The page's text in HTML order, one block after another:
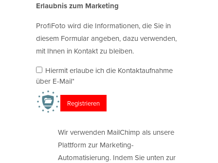
Erlaubnis zum Marketing
ProfiFoto wird die Informationen, die Sie in
diesem Formular angeben, dazu verwenden,
mit Ihnen in Kontakt zu bleiben.
Hiermit erlaube ich die Kontaktaufnahme
über E-Mail*
Wir verwenden MailChimp als unsere
Plattform zur Marketing-
Automatisierung. Indem Sie unten zur